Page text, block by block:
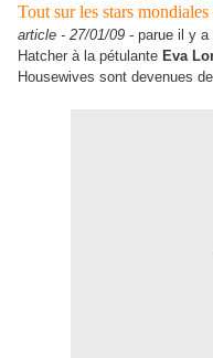
Tout sur les stars
article - 27/01/09 - parue il y a
Hatcher à la pétulante Eva
Housewives sont devenues